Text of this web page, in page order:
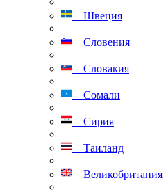
Швеция
Словения
Словакия
Сомали
Сирия
Таиланд
Великобритания